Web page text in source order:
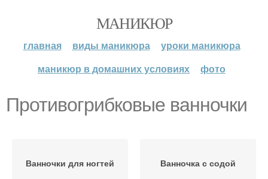
МАНИКЮР
главная виды маникюра
уроки маникюра
маникюр в домашних условиях
фото
Противогрибковые ванночки
Ванночки для ногтей Ванночка с содой